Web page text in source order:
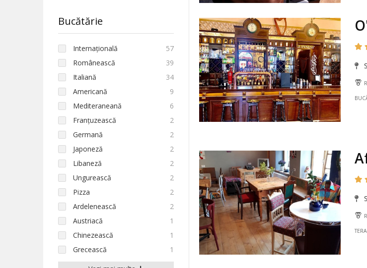
Bucătărie
Internațională
57
Românească
39
Italiană
34
Americană
9
Mediteraneană
6
Franțuzească
2
Germană
2
Japoneză
2
Libaneză
2
Ungurească
2
Pizza
2
Ardelenească
2
Austriacă
1
Chinezească
1
Grecească
1